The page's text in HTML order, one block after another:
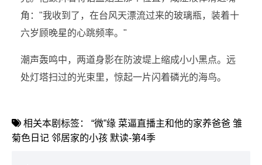
角："我收到了，在台风天漂流过来的玻璃瓶，装着十
六岁顾晚星的心跳频率。"
潮声轰鸣中，两道身影在防波堤上缩成小小黑点。远
处灯塔扫过的光束里，惊起一片闪着磷光的海鸟。
相关本剧标签： “微”缘 菜逼直播主和他的家养爸爸 雏
菊色日记 邻居家的小孩 默读-第4季